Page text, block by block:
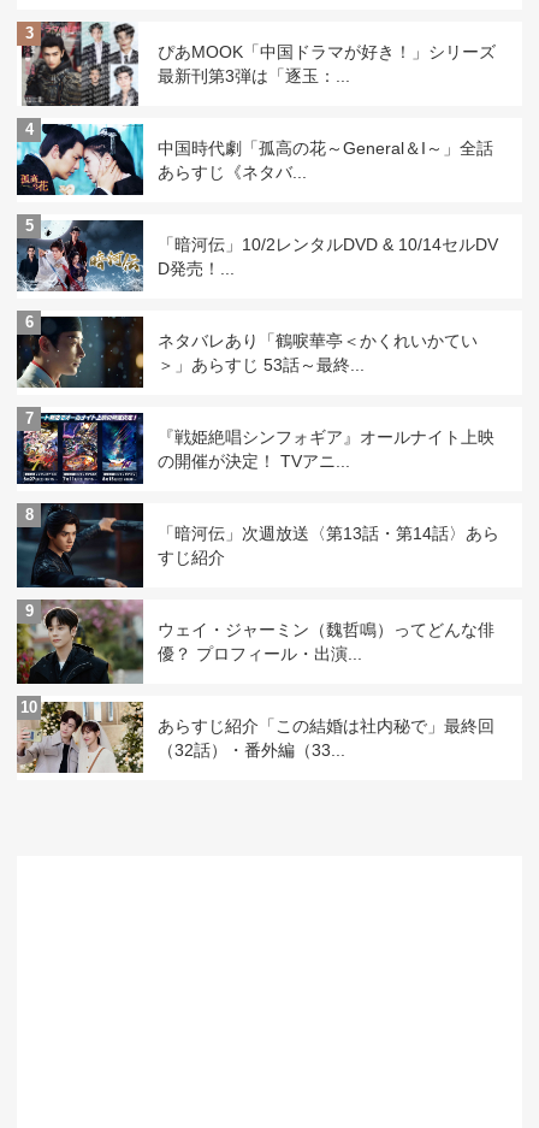
3
ぴあMOOK「中国ドラマが好き！」シリーズ
最新刊第3弾は「逐玉：...
4
中国時代劇「孤高の花～General＆I～」全話
あらすじ《ネタバ...
5
「暗河伝」10/2レンタルDVD & 10/14セルDV
D発売！...
6
ネタバレあり「鶴唳華亭＜かくれいかてい
＞」あらすじ 53話～最終...
7
『戦姫絶唱シンフォギア』オールナイト上映
の開催が決定！ TVアニ...
8
「暗河伝」次週放送〈第13話・第14話〉あら
すじ紹介
9
ウェイ・ジャーミン（魏哲鳴）ってどんな俳
優？ プロフィール・出演...
10
あらすじ紹介「この結婚は社内秘で」最終回
（32話）・番外編（33...